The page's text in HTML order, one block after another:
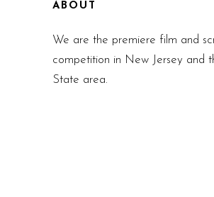
ABOUT
We are the premiere film and
competition in New Jersey and
State area.